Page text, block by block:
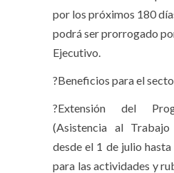
por los próximos 180
podrá ser prorrogado
Ejecutivo.
?Beneficios para el
?Extensión del
(Asistencia al
desde el 1 de julio
para las actividades y